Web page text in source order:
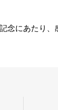
念にあたり、